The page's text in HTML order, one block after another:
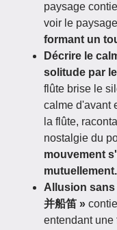
paysage
voir le
formant un
Décrire le
solitude par
flûte brise le
calme d'avant
la flûte,
nostalgie du
mouvement
mutuellement.
Allusion
并船笛 »
entendant une